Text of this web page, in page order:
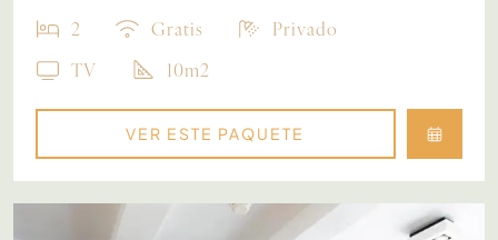
2 Gratis
Privado
TV
10m2
VER ESTE PAQUETE